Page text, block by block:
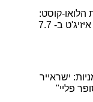
הלואו-קוסט:
Apollo תרכוש את איזיג'ט ב- 7.7
ישראייר
פליי"